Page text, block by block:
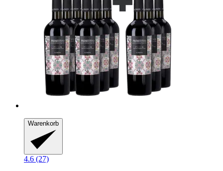
Warenkorb
4.6 (27)